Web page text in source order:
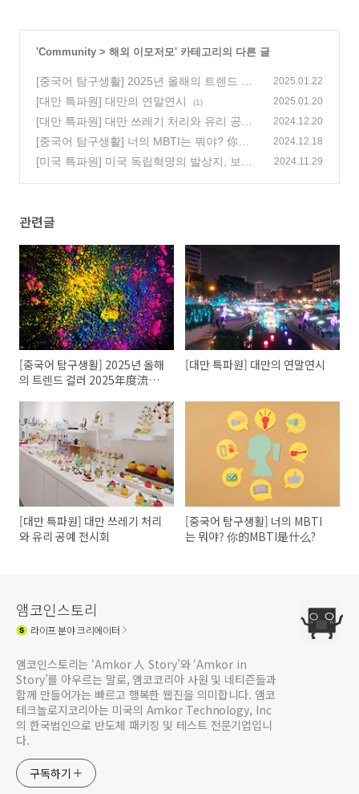
'Community > 해외 이모저모' 카테고리의 다른 글
[중국어 탐구생활] 2025년 올해의 트렌드 컬
러 2025年度流行色
(2)
2025.01.22
[대만 특파원] 대만의 연말연시 (1) 2025.01.20
[대만 특파원] 대만 쓰레기 처리와 유리 공예
전시회
(0)
2024.12.20
[중국어 탐구생활] 너의 MBTI는 뭐야? 你的M
BTI是什么?
(2)
2024.12.18
[미국 특파원] 미국 독립혁명의 발상지, 보스
2024.11.29
관련글
[중국어 탐구생활] 2025년 올해
의 트렌드 컬러 2025年度流行
[대만 특파원] 대만의 연말연시
[대만 특파원] 대만 쓰레기 처리
와 유리 공예 전시회
[중국어 탐구생활] 너의 MBTI
는 뭐야? 你的MBTI是什么?
앰코인스토리
라이프분야 크리에이터
앰코인스토리는 ‘Amkor 人 Story’와 ‘Amkor in
Story’를 아우르는 말로, 앰코코리아 사원 및 네티즌들과
함께 만들어가는 빠르고 행복한 웹진을 의미합니다. 앰코
테크놀로지코리아는 미국의 Amkor Technology, Inc
의 한국법인으로 반도체 패키징 및 테스트 전문기업입니
다.
구독하기